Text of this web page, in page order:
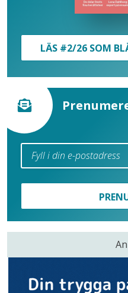
LÄS #2/26 SOM